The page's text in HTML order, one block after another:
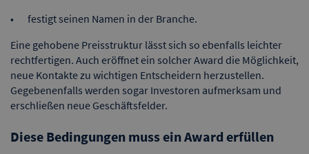
festigt seinen Namen in der Branche.
Eine gehobene Preisstruktur lässt sich so ebenfalls leichter
rechtfertigen. Auch eröffnet ein solcher Award die Möglichkeit,
neue Kontakte zu wichtigen Entscheidern herzustellen.
Gegebenenfalls werden sogar Investoren aufmerksam und
erschließen neue Geschäftsfelder.
Diese Bedingungen muss ein Award erfüllen